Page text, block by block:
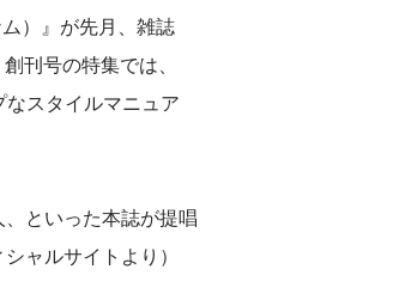
）』が先月、雑誌
刊号の特集では、
スタイルマニュア
といった本誌が提唱
ャルサイトより）